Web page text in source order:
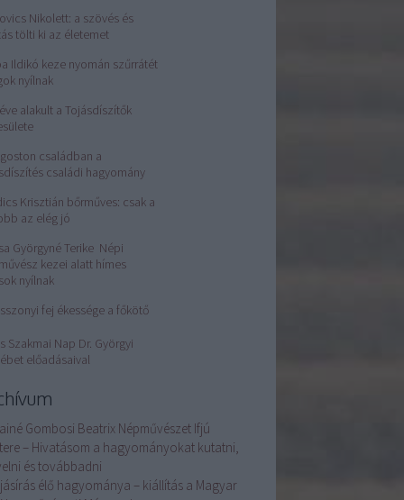
Nikolett: a szövés és
tölti ki az életemet
Ildikó keze nyomán szűrrátét
nyílnak
alakult a Tojásdíszítők
családban a
családi hagyomány
Krisztián bőrműves: csak a
az elég jó
Györgyné Terike Népi
kezei alatt hímes
nyílnak
fej ékessége a főkötő
Szakmai Nap Dr. Györgyi
előadásaival
Gombosi Beatrix Népművészet Ifjú
– Hivatásom a hagyományokat kutatni,
és továbbadni
élő hagyománya – kiállítás a Magyar